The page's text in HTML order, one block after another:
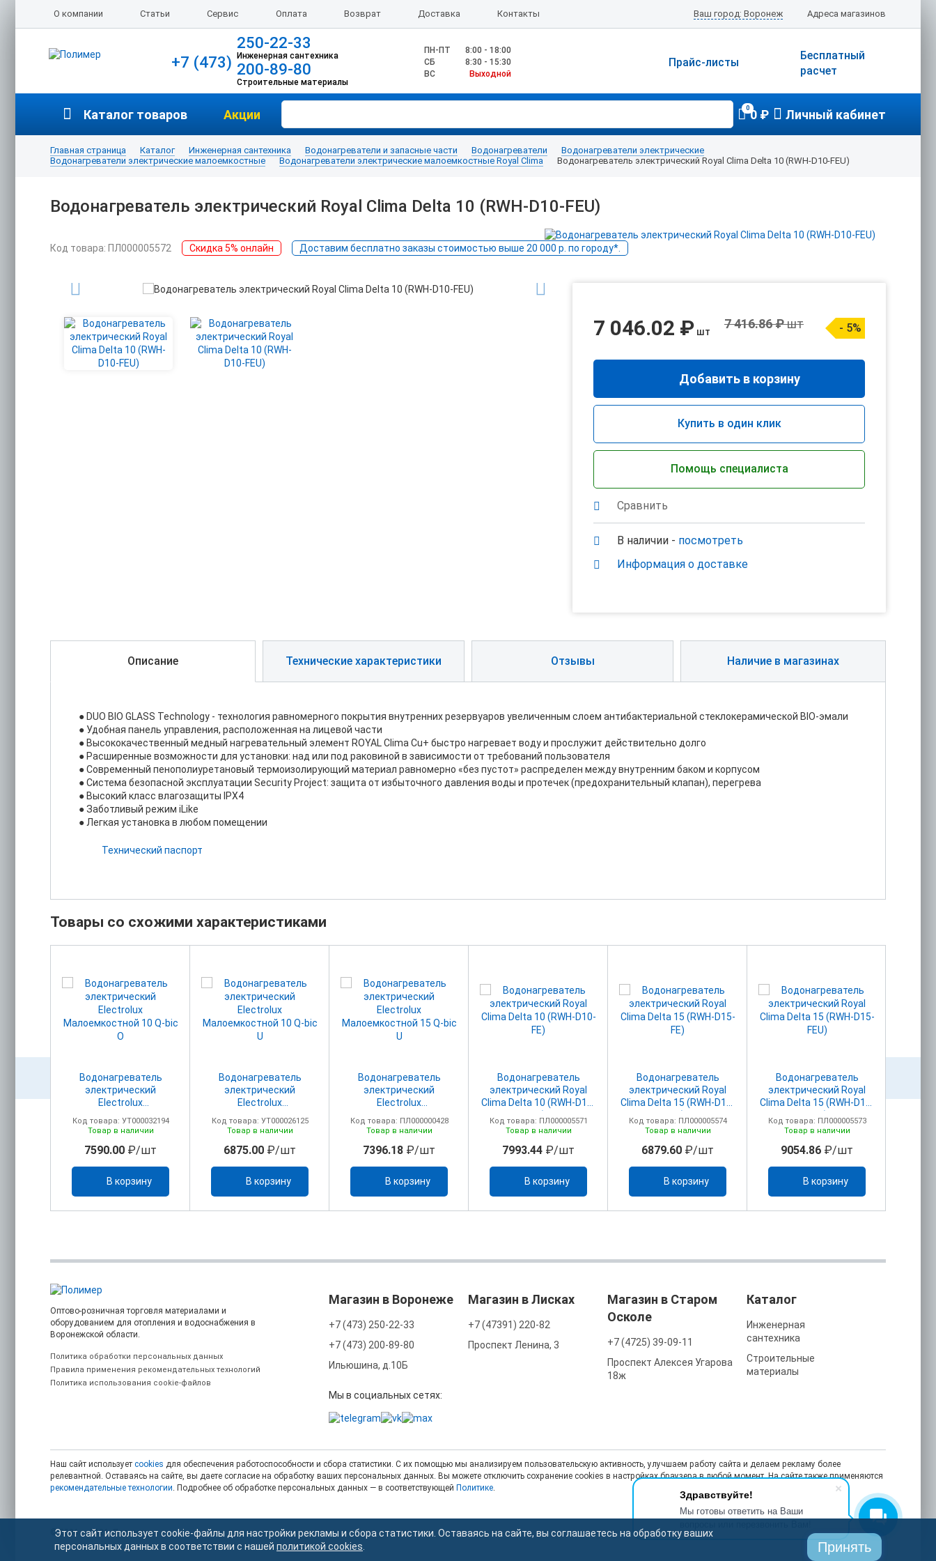
Здравствуйте!
Мы готовы ответить на Ваши
О компании Статьи Сервис Оплата Возврат Доставка Контакты Адреса магазинов
Ваш город: Воронеж
+7 (473)
250-22-33
Инженерная сантехника
200-89-80
Строительные материалы
ПН-ПТ
8:00 - 18:00
CБ
8:30 - 15:30
ВС
Выходной
Бесплатный
расчет
Прайс-листы
Каталог товаров Акции 00 ₽ Личный кабинет
Главная страница Каталог Инженерная сантехника Водонагреватели и запасные части Водонагреватели
Водонагреватели электрические
Водонагреватели электрические малоемкостные
Водонагреватели электрические малоемкостные Royal Clima Водонагреватель электрический Royal Clima Delta 10 (RWH-D10-FEU)
Водонагреватель электрический Royal Clima Delta 10 (RWH-D10-FEU)
Код товара: ПЛ000005572 Скидка 5% онлайн Доставим бесплатно заказы стоимостью выше 20 000 р. по городу*.
7 046.02 ₽ шт
7 416.86 ₽шт - 5%
Добавить в корзину
Купить в один клик
Помощь специалиста
Сравнить
В наличии - посмотреть
Информация о доставке
Описание Технические характеристики Отзывы Наличие в магазинах
● DUO BIO GLASS Technology - технология равномерного покрытия внутренних резервуаров увеличенным слоем антибактериальной стеклокерамической BIO-эмали
● Удобная панель управления, расположенная на лицевой части
● Высококачественный медный нагревательный элемент ROYAL Clima Cu+ быстро нагревает воду и прослужит действительно долго
● Расширенные возможности для установки: над или под раковиной в зависимости от требований пользователя
● Современный пенополиуретановый термоизолирующий материал равномерно «без пустот» распределен между внутренним баком и корпусом
● Система безопасной эксплуатации Security Project: защита от избыточного давления воды и протечек (предохранительный клапан), перегрева
● Высокий класс влагозащиты IPX4
● Заботливый режим iLike
● Легкая установка в любом помещении
Технический паспорт
Товары со схожими характеристиками
Водонагреватель
электрический
Electrolux
O
Код товара: УТ000032194
Товар в наличии
7590.00 ₽/шт
В корзину
Водонагреватель
электрический
Electrolux
U
Код товара: УТ000026125
Товар в наличии
6875.00 ₽/шт
В корзину
Водонагреватель
электрический
Electrolux
U
Код товара: ПЛ000000428
Товар в наличии
7396.18 ₽/шт
В корзину
Водонагреватель
электрический Royal
Clima Delta 10 (RWH-D10-
Код товара: ПЛ000005571
Товар в наличии
7993.44 ₽/шт
В корзину
Водонагреватель
электрический Royal
Clima Delta 15 (RWH-D15-
Код товара: ПЛ000005574
Товар в наличии
6879.60 ₽/шт
В корзину
Водонагреватель
электрический Royal
Clima Delta 15 (RWH-D15-
Код товара: ПЛ000005573
Товар в наличии
9054.86 ₽/шт
В корзину
Clima
Оптово-розничная торговля материалами и
оборудованием для отопления и водоснабжения в
Воронежской области.
Политика обработки персональных данных
Правила применения рекомендательных технологий
Политика использования cookie-файлов
Магазин в Воронеже
+7 (473) 250-22-33
+7 (473) 200-89-80
Ильюшина, д.10Б
Мы в социальных сетях:
Магазин в Лисках
+7 (47391) 220-82
Проспект Ленина, 3
Магазин в Старом
Осколе
+7 (4725) 39-09-11
Проспект Алексея Угарова
18ж
Каталог
Инженерная
сантехника
Строительные
материалы
Наш сайт использует cookies для обеспечения работоспособности и сбора статистики. С их помощью мы анализируем пользовательскую активность, улучшаем работу сайта и делаем рекламу более
релевантной. Оставаясь на сайте, вы даете согласие на обработку ваших персональных данных. Вы можете отключить сохранение cookies в настройках браузера в любой момент. На сайте также применяются
рекомендательные технологии . Подробнее об обработке персональных данных — в соответствующей Политике
© 2006 — 2026. Полимер.
Этот сайт использует cookie-файлы для настройки рекламы и сбора статистики. Оставаясь на сайте, вы соглашаетесь на обработку ваших
персональных данных в соответствии с нашей политикой cookies Принять